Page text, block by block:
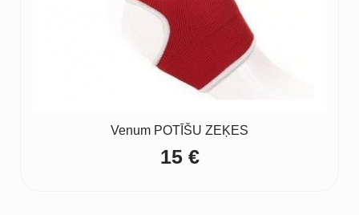
Venum POTĪŠU ZEĶES
15 €